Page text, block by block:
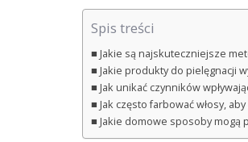
Spis treści
Jakie są najskuteczniejsze
Jakie produkty do pielęgnacji
Jak unikać czynników
Jak często farbować włosy,
Jakie domowe sposoby mogą